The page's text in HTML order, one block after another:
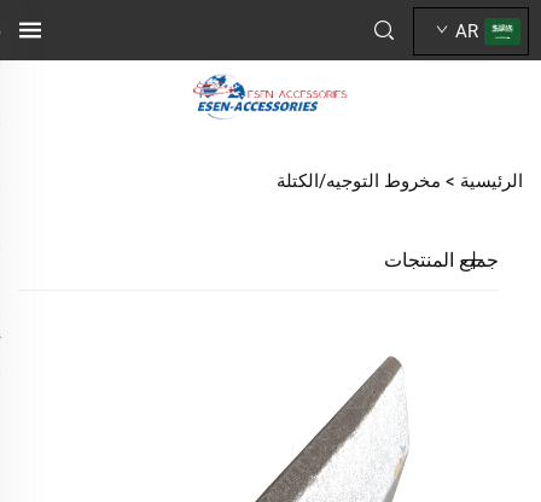
AR
الرئيسية > مخروط التوجيه/الكتلة
جميع المنتجات